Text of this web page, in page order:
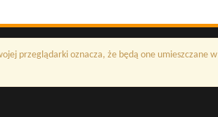
przeglądarki oznacza, że będą one umieszczane w